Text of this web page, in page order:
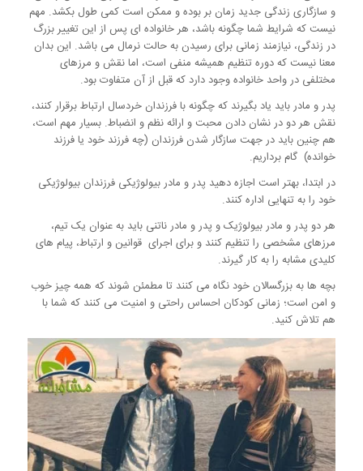
و سازگاری زندگی جدید زمان بر بوده و ممکن است کمی طول بکشد. مهم
نیست که شرایط شما چگونه باشد، هر خانواده ای پس از این تغییر بزرگ
در زندگی، نیازمند زمانی برای رسیدن به حالت نرمال می باشد. این بدان
معنا نیست که دوره تنظیم همیشه منفی است، اما نقش و مرزهای
مختلفی در واحد خانواده وجود دارد که قبل از آن متفاوت بود.
پدر و مادر باید یاد بگیرند که چگونه با فرزندان خردسال ارتباط برقرار کنند،
نقش هر دو در نشان دادن محبت و ارائه نظم و انضباط. بسیار مهم است،
هم چنین باید در جهت سازگار شدن فرزندان (چه فرزند خود یا فرزند
خوانده) گام برداریم.
در ابتدا، بهتر است اجازه دهید پدر و مادر بیولوژیکی فرزندان بیولوژیکی
خود را به تنهایی اداره کنند.
هر دو پدر و مادر بیولوژیک و پدر و مادر ناتنی باید به عنوان یک تیم،
مرزهای مشخصی را تنظیم کنند و برای اجرای قوانین و ارتباط، پیام های
کلیدی مشابه را به کار گیرند.
بچه ها به بزرگسالان خود نگاه می کنند تا مطمئن شوند که همه چیز خوب
و امن است؛ زمانی کودکان احساس راحتی و امنیت می کنند که شما با
هم تلاش کنید.